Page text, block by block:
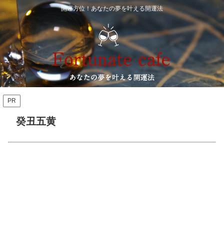
開運方位！あなたの夢を叶える開運法
PR
癸丑五黄